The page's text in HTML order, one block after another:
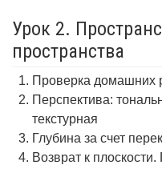
Урок 2.
пространства
Проверка домашних
Перспектива:
текстурная
Глубина за счет
Возврат к